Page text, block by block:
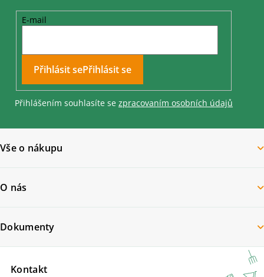
E-mail
Přihlásit se
Přihlášením souhlasíte se zpracovaním osobních údajů
Vše o nákupu
O nás
Kontakt
Dokumenty